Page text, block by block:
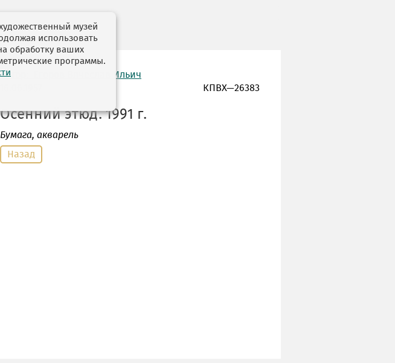
автор: Егоров Вячеслав Ильич
КПВХ—26383
Осенний этюд. 1991 г.
Бумага, акварель
Назад
музей
использовать
обработку ваших
программы.